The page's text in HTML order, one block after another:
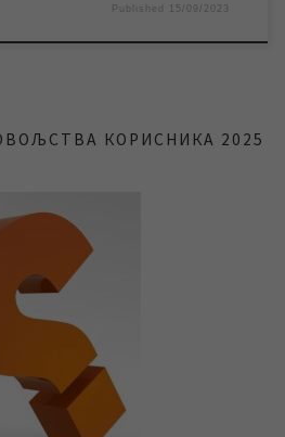
Published 15/09/2023
КОРИСНИКА 2025